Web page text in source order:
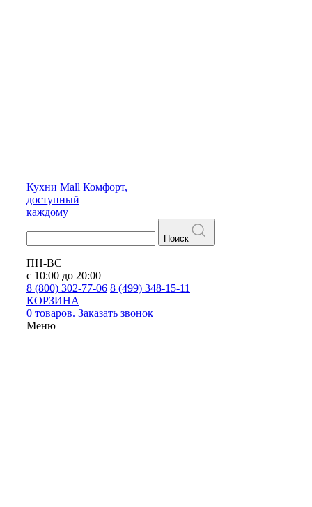
Кухни Mall Комфорт,
доступный
каждому
Поиск
ПН-ВС
с 10:00 до 20:00
8 (800) 302-77-06 8 (499) 348-15-11
КОРЗИНА
0 товаров. Заказать звонок
Меню